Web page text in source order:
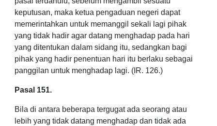
keputusan, maka ketua pengaduan negeri dapat
memerintahkan untuk memanggil sekali lagi pihak
yang tidak hadir agar datang menghadap pada hari
yang ditentukan dalam sidang itu, sedangkan bagi
pihak yang hadir penentuan hari itu berlaku sebagai
panggilan untuk menghadap lagi. (IR. 126.)
Pasal 151.
Bila di antara beberapa tergugat ada seorang atau
lebih yang tidak datang menghadap dan tidak ada